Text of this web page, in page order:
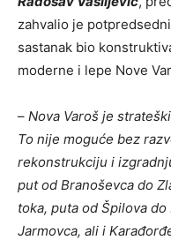
zahvalio je
sastanak bio
moderne i lepe Nove
– Nova Varoš je
To nije moguće bez
rekonstrukciju i
put od Branoševca do
toka, puta od Špilova
Jarmovca, ali i